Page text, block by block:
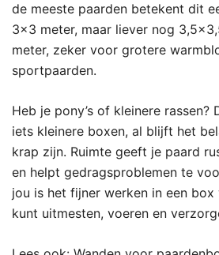
de meeste paarden betekent dit
3×3 meter, maar liever nog
meter, zeker voor grotere
sportpaarden.
Heb je pony’s of kleinere rassen?
iets kleinere boxen, al blijft het
krap zijn. Ruimte geeft je paard
en helpt gedragsproblemen te
jou is het fijner werken in een
kunt uitmesten, voeren en